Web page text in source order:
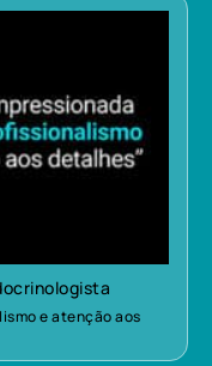
e atenção aos